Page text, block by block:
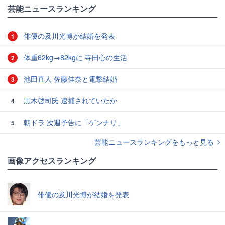
芸能ニュースランキング
1 俳優の及川光博が結婚を発表
2 体重62kg→82kgに 寺田心の生活
3 池田直人 佐藤佳奈と電撃結婚
4 黒木啓司氏 逮捕されていたか
5
朝ドラ 次週予告に「ゲンナリ」
芸能ニュースランキングをもっと見る
画像アクセスランキング
俳優の及川光博が結婚を発表